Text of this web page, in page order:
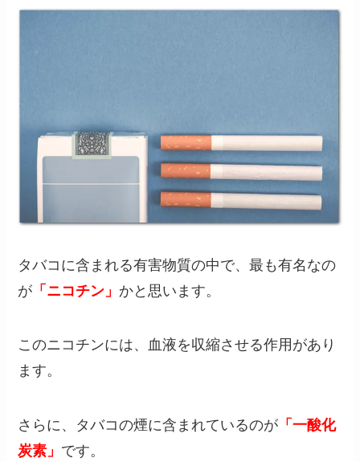
タバコに含まれる有害物質の中で、最も有名なの
が 「ニコチン」 かと思います。
このニコチンには、血液を収縮させる作用があり
ます。
さらに、タバコの煙に含まれているのが 「一酸化
炭素」 です。